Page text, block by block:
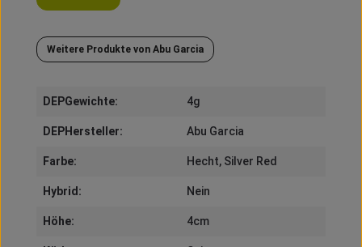
Weitere Produkte von Abu Garcia
DEPGewichte: 4g
DEPHersteller: Abu Garcia
Farbe: Hecht, Silver Red
Hybrid: Nein
Höhe: 4cm